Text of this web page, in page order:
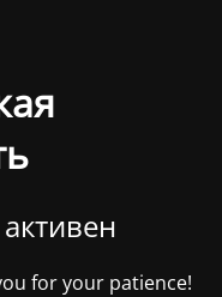
for your patience!